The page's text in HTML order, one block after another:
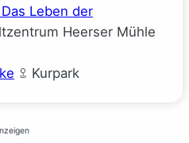
Leben der
Heerser Mühle
Kurpark